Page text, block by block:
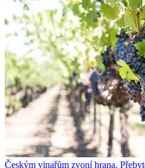
Českým vinařům zvoní hrana.